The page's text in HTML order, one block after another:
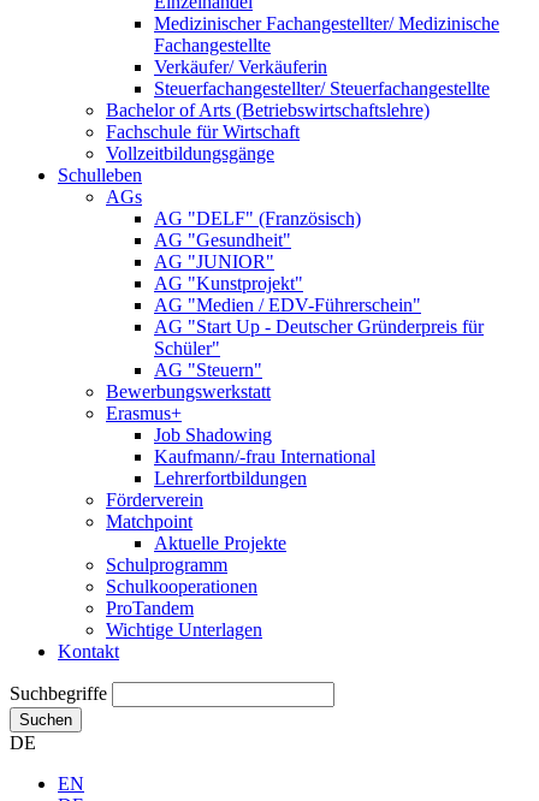
Medizinischer Fachangestellter/ Medizinische
Fachangestellte
Verkäufer/ Verkäuferin
Steuerfachangestellter/ Steuerfachangestellte
Bachelor of Arts (Betriebswirtschaftslehre)
Fachschule für Wirtschaft
Vollzeitbildungsgänge
Schulleben
AGs
AG "DELF" (Französisch)
AG "Gesundheit"
AG "JUNIOR"
AG "Kunstprojekt"
AG "Medien / EDV-Führerschein"
AG "Start Up - Deutscher Gründerpreis für
Schüler"
AG "Steuern"
Bewerbungswerkstatt
Erasmus+
Job Shadowing
Kaufmann/-frau International
Lehrerfortbildungen
Förderverein
Matchpoint
Aktuelle Projekte
Schulprogramm
Schulkooperationen
ProTandem
Wichtige Unterlagen
Kontakt
Suchbegriffe
Suchen
DE
EN